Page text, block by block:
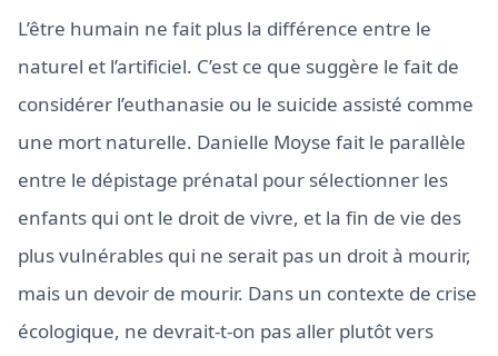
L’être humain ne fait plus la différence entre le
naturel et l’artificiel. C’est ce que suggère le fait de
considérer l’euthanasie ou le suicide assisté comme
une mort naturelle. Danielle Moyse fait le parallèle
entre le dépistage prénatal pour sélectionner les
enfants qui ont le droit de vivre, et la fin de vie des
plus vulnérables qui ne serait pas un droit à mourir,
mais un devoir de mourir. Dans un contexte de crise
écologique, ne devrait-t-on pas aller plutôt vers